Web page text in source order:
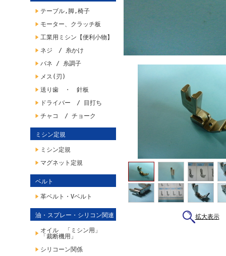
テーブル,脚,椅子
モーター、クラッチ板
工業用ミシン【便利小物】
ネジ / 糸かけ
バネ / 糸調子
メス(刃)
送り歯 ・ 針板
ドライバー / 目打ち
チャコ / チョーク
ミシン定規
ミシン定規
マグネット定規
ベルト
革ベルト・Vベルト
油・スプレー・シリコン関連
オイル 「ミシン用」
「裁断機用」
シリコーン関係
拡大表示